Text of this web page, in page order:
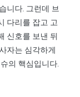
니다. 그런데 브
다리를 잡고 고
신호를 보낸 뒤
자는 심각하게
의 핵심입니다.